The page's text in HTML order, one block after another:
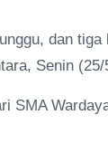
dan tiga
Senin (25/
SMA